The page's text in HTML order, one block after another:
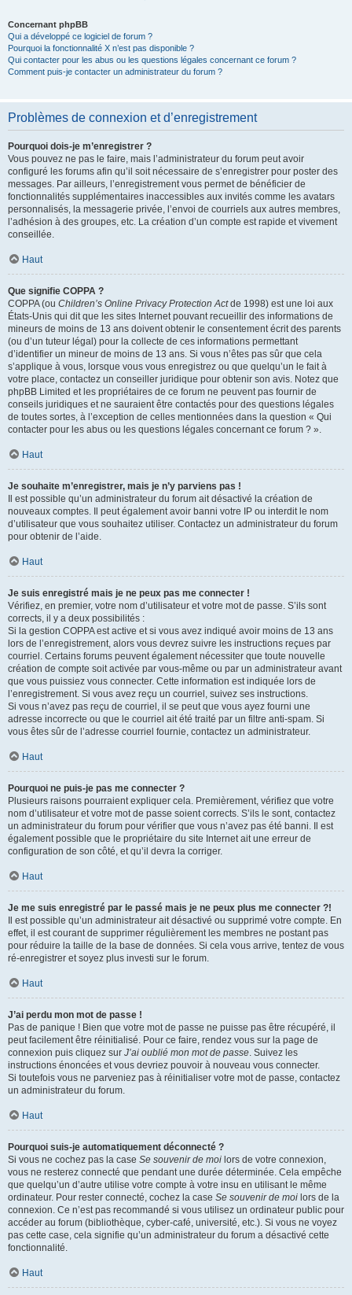
Concernant phpBB
Qui a développé ce logiciel de forum ?
Pourquoi la fonctionnalité X n’est pas disponible ?
Qui contacter pour les abus ou les questions légales concernant ce forum ?
Comment puis-je contacter un administrateur du forum ?
Problèmes de connexion et d’enregistrement
Pourquoi dois-je m’enregistrer ?
Vous pouvez ne pas le faire, mais l’administrateur du forum peut avoir
configuré les forums afin qu’il soit nécessaire de s’enregistrer pour poster des
messages. Par ailleurs, l’enregistrement vous permet de bénéficier de
fonctionnalités supplémentaires inaccessibles aux invités comme les avatars
personnalisés, la messagerie privée, l’envoi de courriels aux autres membres,
l’adhésion à des groupes, etc. La création d’un compte est rapide et vivement
conseillée.
Haut
Que signifie COPPA ?
COPPA (ou Children’s Online Privacy Protection Actde 1998) est une loi aux
États-Unis qui dit que les sites Internet pouvant recueillir des informations de
mineurs de moins de 13 ans doivent obtenir le consentement écrit des parents
(ou d’un tuteur légal) pour la collecte de ces informations permettant
d’identifier un mineur de moins de 13 ans. Si vous n’êtes pas sûr que cela
s’applique à vous, lorsque vous vous enregistrez ou que quelqu’un le fait à
votre place, contactez un conseiller juridique pour obtenir son avis. Notez que
phpBB Limited et les propriétaires de ce forum ne peuvent pas fournir de
conseils juridiques et ne sauraient être contactés pour des questions légales
de toutes sortes, à l’exception de celles mentionnées dans la question « Qui
contacter pour les abus ou les questions légales concernant ce forum ? ».
Haut
Je souhaite m’enregistrer, mais je n’y parviens pas !
Il est possible qu’un administrateur du forum ait désactivé la création de
nouveaux comptes. Il peut également avoir banni votre IP ou interdit le nom
d’utilisateur que vous souhaitez utiliser. Contactez un administrateur du forum
pour obtenir de l’aide.
Haut
Je suis enregistré mais je ne peux pas me connecter !
Vérifiez, en premier, votre nom d’utilisateur et votre mot de passe. S’ils sont
corrects, il y a deux possibilités :
Si la gestion COPPA est active et si vous avez indiqué avoir moins de 13 ans
lors de l’enregistrement, alors vous devrez suivre les instructions reçues par
courriel. Certains forums peuvent également nécessiter que toute nouvelle
création de compte soit activée par vous-même ou par un administrateur avant
que vous puissiez vous connecter. Cette information est indiquée lors de
l’enregistrement. Si vous avez reçu un courriel, suivez ses instructions.
Si vous n’avez pas reçu de courriel, il se peut que vous ayez fourni une
adresse incorrecte ou que le courriel ait été traité par un filtre anti-spam. Si
vous êtes sûr de l’adresse courriel fournie, contactez un administrateur.
Haut
Pourquoi ne puis-je pas me connecter ?
Plusieurs raisons pourraient expliquer cela. Premièrement, vérifiez que votre
nom d’utilisateur et votre mot de passe soient corrects. S’ils le sont, contactez
un administrateur du forum pour vérifier que vous n’avez pas été banni. Il est
également possible que le propriétaire du site Internet ait une erreur de
configuration de son côté, et qu’il devra la corriger.
Haut
Je me suis enregistré par le passé mais je ne peux plus me connecter ?!
Il est possible qu’un administrateur ait désactivé ou supprimé votre compte. En
effet, il est courant de supprimer régulièrement les membres ne postant pas
pour réduire la taille de la base de données. Si cela vous arrive, tentez de vous
ré-enregistrer et soyez plus investi sur le forum.
Haut
J’ai perdu mon mot de passe !
Pas de panique ! Bien que votre mot de passe ne puisse pas être récupéré, il
peut facilement être réinitialisé. Pour ce faire, rendez vous sur la page de
connexion puis cliquez sur J’ai oublié mon mot de passe. Suivez les
instructions énoncées et vous devriez pouvoir à nouveau vous connecter.
Si toutefois vous ne parveniez pas à réinitialiser votre mot de passe, contactez
un administrateur du forum.
Haut
Pourquoi suis-je automatiquement déconnecté ?
Si vous ne cochez pas la case Se souvenir de moi lors de votre connexion,
vous ne resterez connecté que pendant une durée déterminée. Cela empêche
que quelqu’un d’autre utilise votre compte à votre insu en utilisant le même
ordinateur. Pour rester connecté, cochez la case Se souvenir de moi lors de la
connexion. Ce n’est pas recommandé si vous utilisez un ordinateur public pour
accéder au forum (bibliothèque, cyber-café, université, etc.). Si vous ne voyez
pas cette case, cela signifie qu’un administrateur du forum a désactivé cette
fonctionnalité.
Haut